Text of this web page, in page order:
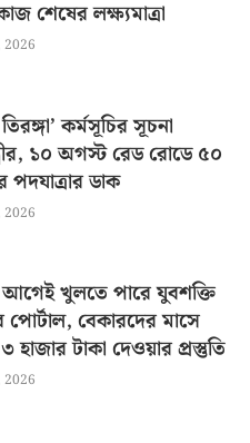
শেষের লক্ষ্যমাত্রা
2026
কর্মসূচির সূচনা
১০ অগস্ট রেড রোডে ৫০
পদযাত্রার ডাক
2026
খুলতে পারে যুবশক্তি
পোর্টাল, বেকারদের মাসে
হাজার টাকা দেওয়ার প্রস্তুতি
2026